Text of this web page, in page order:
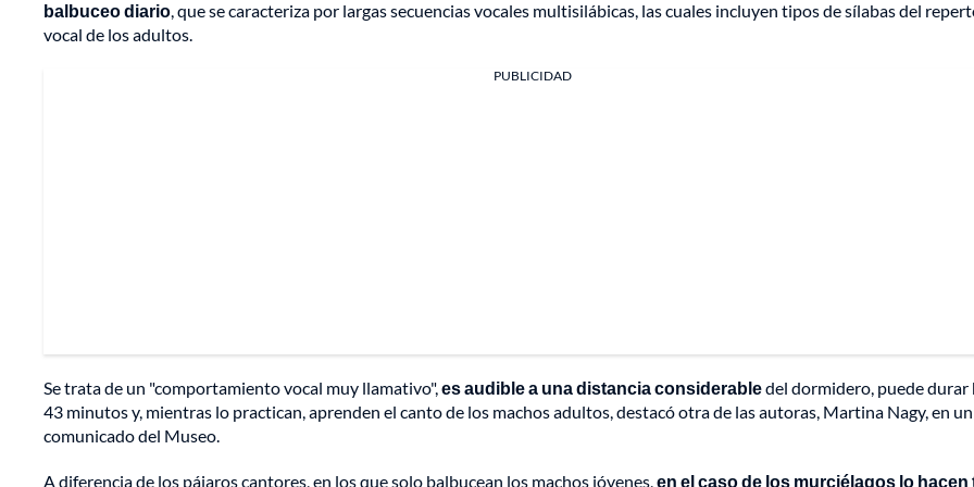
balbuceo diario, que se caracteriza por largas secuencias vocales multisilábicas, las cuales incluyen tipos de sílabas del
vocal de los adultos.
PUBLICIDAD
Se trata de un "comportamiento vocal muy llamativo",es audible a una distancia considerabledel dormidero, puede durar
43 minutos y, mientras lo practican, aprenden el canto de los machos adultos, destacó otra de las autoras, Martina Nagy, en un
comunicado del Museo.
A diferencia de los pájaros cantores, en los que solo balbucean los machos jóvenes,en el caso de los murciélagos lo hacen